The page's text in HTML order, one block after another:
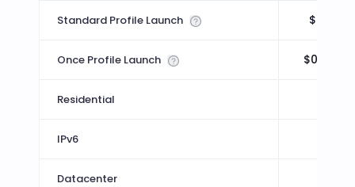
Standard Profile Launch $0.01 /
Once Profile Launch $0.004 /
Residential
IPv6
Datacenter